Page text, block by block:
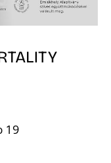
19